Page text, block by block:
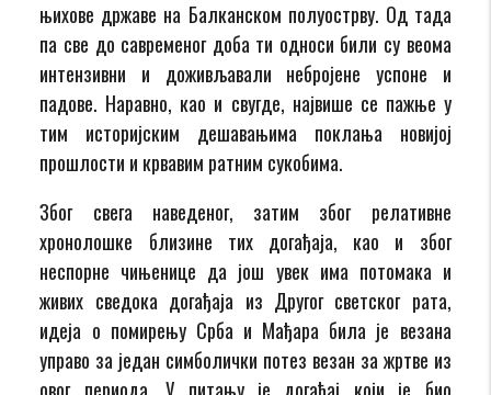
њихове државе на Балканском полуострву. Од тада
па све до савременог доба ти односи били су веома
интензивни и доживљавали небројене успоне и
падове. Наравно, као и свугде, највише се пажње у
тим историјским дешавањима поклања новијој
прошлости и крвавим ратним сукобима.
Због свега наведеног, затим због релативне
хронолошке близине тих догађаја, као и због
неспорне чињенице да још увек има потомака и
живих сведока догађаја из Другог светског рата,
идеја о помирењу Срба и Мађара била је везана
управо за један симболички потез везан за жртве из
овог периода. У питању је догађај који је био